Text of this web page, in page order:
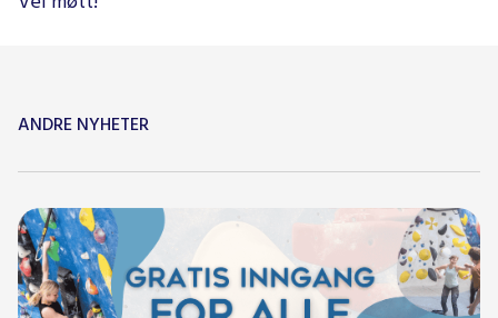
ANDRE NYHETER